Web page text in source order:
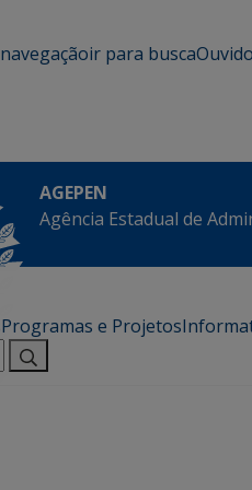
ir para busca
AGEPEN
Agência Estadual de
Programas e Projetos